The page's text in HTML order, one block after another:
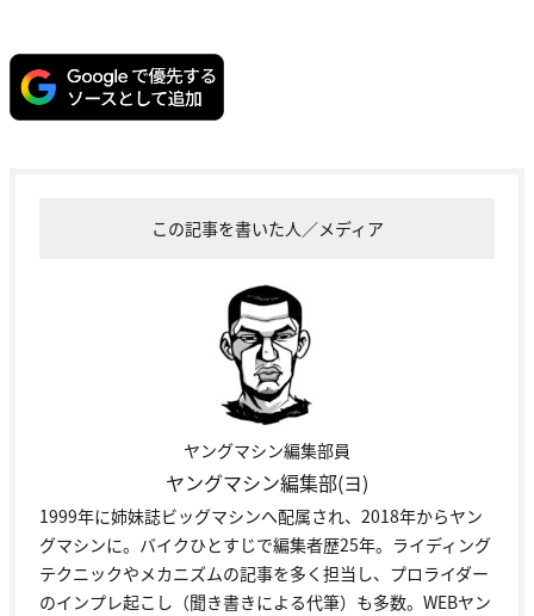
この記事を書いた人／メディア
ヤングマシン編集部員
ヤングマシン編集部(ヨ)
1999年に姉妹誌ビッグマシンへ配属され、2018年からヤン
グマシンに。バイクひとすじで編集者歴25年。ライディング
テクニックやメカニズムの記事を多く担当し、プロライダー
のインプレ起こし（聞き書きによる代筆）も多数。WEBヤン